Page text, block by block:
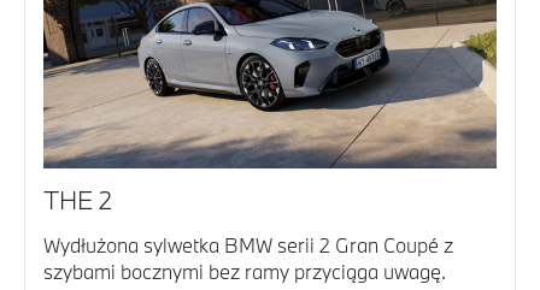
THE 2
Wydłużona sylwetka BMW serii 2 Gran Coupé z
szybami bocznymi bez ramy przyciąga uwagę.